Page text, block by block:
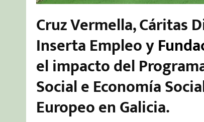
Cruz Vermella, Cáritas
Inserta Empleo y
el impacto del
Social e Economía
Europeo en Galicia.